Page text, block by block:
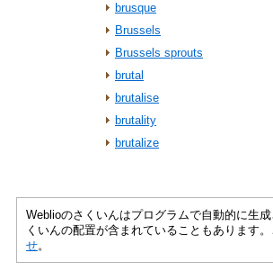
brusque
Brussels
Brussels sprouts
brutal
brutalise
brutality
brutalize
Weblioのさくいんはプログラムで自動的に生
くいんの配置が含まれていることもあります。
せ。